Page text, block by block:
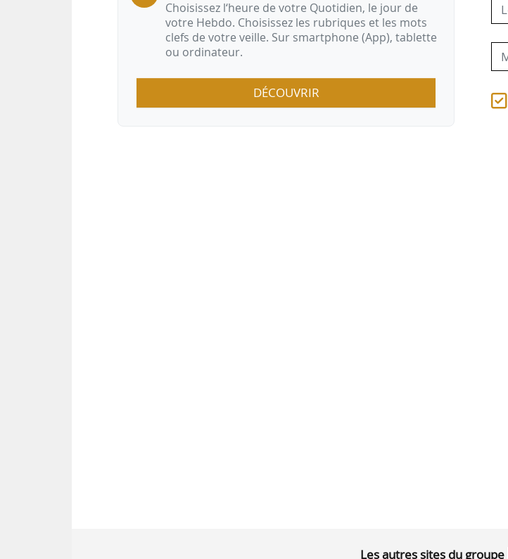
Choisissez l‘heure de votre Quotidien, le jour de
votre Hebdo. Choisissez les rubriques et les mots
clefs de votre veille. Sur smartphone (App), tablette
ou ordinateur.
DÉCOUVRIR
Les autres sites du groupe